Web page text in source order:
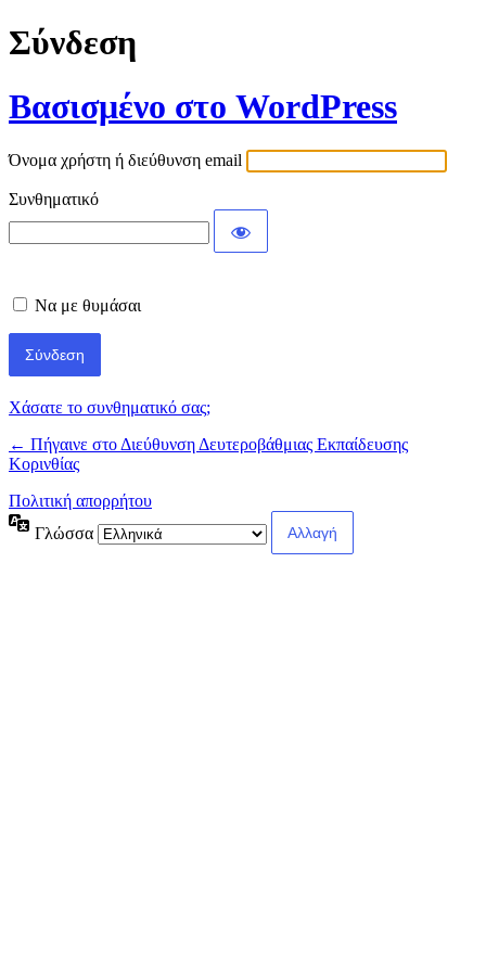
Σύνδεση
Βασισμένο στο WordPress
Όνομα χρήστη ή διεύθυνση email
Συνθηματικό
Να με θυμάσαι
Χάσατε το συνθηματικό σας;
← Πήγαινε στο Διεύθυνση Δευτεροβάθμιας Εκπαίδευσης
Κορινθίας
Πολιτική απορρήτου
Γλώσσα